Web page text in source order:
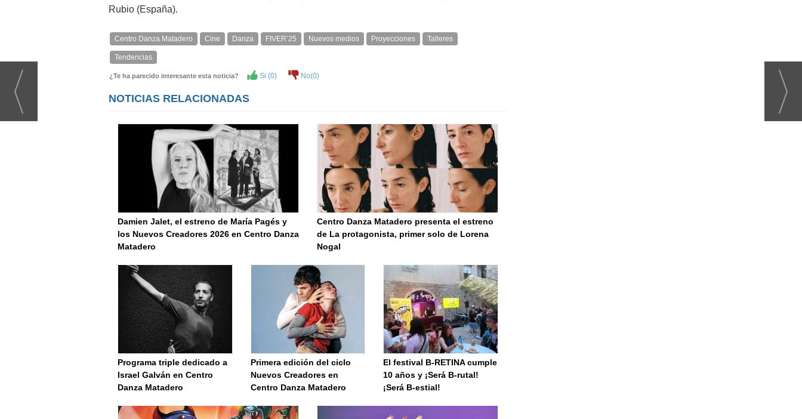
Rubio (España).
Centro Danza Matadero Cine Danza FIVER’25 Nuevos medios Proyecciones Talleres
Tendencias
¿Te ha parecido interesante esta noticia? Si (0) No(0)
NOTICIAS RELACIONADAS
Damien Jalet, el estreno de María Pagés y
los Nuevos Creadores 2026 en Centro Danza
Matadero
Centro Danza Matadero presenta el estreno
de La protagonista, primer solo de Lorena
Nogal
Programa triple dedicado a
Israel Galván en Centro
Danza Matadero
Primera edición del ciclo
Nuevos Creadores en
Centro Danza Matadero
El festival B-RETINA cumple
10 años y ¡Será B-rutal!
¡Será B-estial!